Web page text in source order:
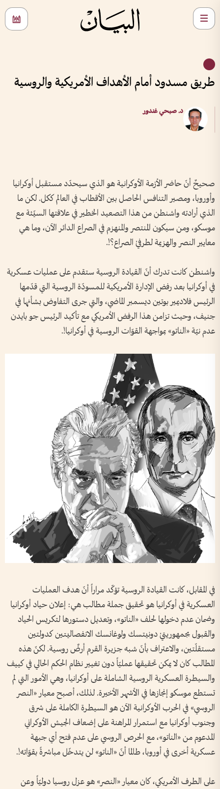
طريق مسدود أمام الأهداف الأمريكية والروسية
د. صبحي غندور
صحيحٌ أنّ حاضر الأزمة الأوكرانية هو الذي سيحدّد مستقبل أوكرانيا
وأوروبا، ومصير التنافس الحاصل بين الأقطاب في العالم ككل. لكن ما
الذي أرادته واشنطن من هذا التصعيد الخطير في علاقتها السيّئة مع
موسكو، ومن سيكون المنتصر والمنهزم في الصراع الدائر الآن، وما هي
معايير النصر والهزيمة لطرفيْ الصراع؟!.
واشنطن كانت تدرك أنّ القيادة الروسية ستقدم على عمليات عسكرية
في أوكرانيا بعد رفض الإدارة الأمريكية للمسودّة الروسية التي قدّمها
الرئيس فلاديمير بوتين ديسمبر الماضي، والتي جرى التفاوض بشأنها في
جنيف، وحيث تزامن هذا الرفض الأمريكي مع تأكيد الرئيس جو بايدن
عدم نيّة «الناتو» بمواجهة القوّات الروسية في أوكرانيا!.
في المقابل، كانت القيادة الروسية تؤكّد مراراً أنّ هدف العمليات
العسكرية في أوكرانيا هو تحقيق جملة مطالب هي: إعلان حياد أوكرانيا
وضمان عدم دخولها لحلف «الناتو»، وتعديل دستورها لتكريس الحياد
والقبول بجمهوريتيْ دونيتسك ولوغانسك الانفصاليتين كدولتين
مستقلّتين، والاعتراف بأنّ شبه جزيرة القرم أرضٌ روسية. لكنّ هذه
المطالب كان لا يمكن تحقيقها عمليّاً دون تغيير نظام الحكم الحالي في كييف
والسيطرة العسكرية الروسية الشاملة على أوكرانيا، وهي الأمور التي لم
تستطع موسكو إنجازها في الأشهر الأخيرة. لذلك، أصبح معيار «النصر
الروسي» في الحرب الأوكرانية الآن هو السيطرة الكاملة على شرق
وجنوب أوكرانيا مع استمرار المراهنة على إضعاف الجيش الأوكراني
المدعوم من «الناتو»، مع الحرص الروسي على عدم فتح أي جبهة
عسكرية أخرى في أوروبا، طالما أنّ «الناتو» لن يتدخّل مباشرةً بقوّاته!.
على الطرف الأمريكي، كان معيار «النصر» هو عزل روسيا دوليّاً وعن